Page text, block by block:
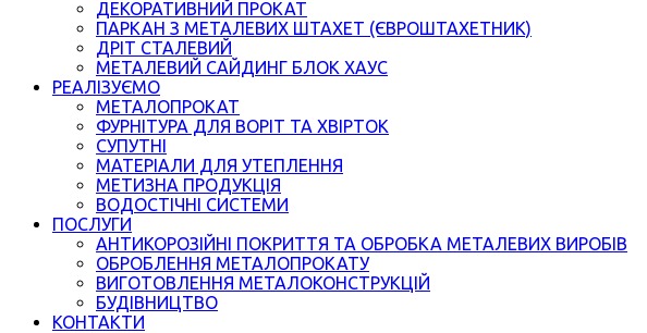
ДЕКОРАТИВНИЙ ПРОКАТ
ПАРКАН З МЕТАЛЕВИХ ШТАХЕТ (ЄВРОШТАХЕТНИК)
ДРІТ СТАЛЕВИЙ
МЕТАЛЕВИЙ САЙДИНГ БЛОК ХАУС
РЕАЛІЗУЄМО
МЕТАЛОПРОКАТ
ФУРНІТУРА ДЛЯ ВОРІТ ТА ХВІРТОК
СУПУТНІ
МАТЕРІАЛИ ДЛЯ УТЕПЛЕННЯ
МЕТИЗНА ПРОДУКЦІЯ
ВОДОСТІЧНІ СИСТЕМИ
ПОСЛУГИ
АНТИКОРОЗІЙНІ ПОКРИТТЯ ТА ОБРОБКА МЕТАЛЕВИХ ВИРОБІВ
ОБРОБЛЕННЯ МЕТАЛОПРОКАТУ
ВИГОТОВЛЕННЯ МЕТАЛОКОНСТРУКЦІЙ
БУДІВНИЦТВО
КОНТАКТИ